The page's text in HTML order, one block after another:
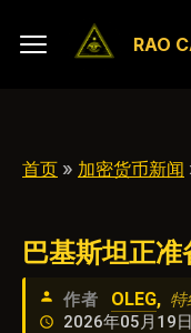
RAO
首页 » 加密货币新闻
巴基斯坦正
作者 OLEG, 特
2026年05月19